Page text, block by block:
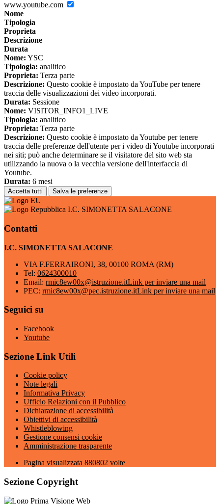
www.youtube.com
Nome
Tipologia
Proprieta
Descrizione
Durata
Nome: YSC
Tipologia: analitico
Proprieta: Terza parte
Descrizione: Questo cookie è impostato da YouTube per tenere
traccia delle visualizzazioni dei video incorporati.
Durata: Sessione
Nome: VISITOR_INFO1_LIVE
Tipologia: analitico
Proprieta: Terza parte
Descrizione: Questo cookie è impostato da Youtube per tenere
traccia delle preferenze dell'utente per i video di Youtube incorporati
nei siti; può anche determinare se il visitatore del sito web sta
utilizzando la nuova o la vecchia versione dell'interfaccia di
Youtube.
Durata: 6 mesi
Accetta tutti Salva le preferenze
I.C. SIMONETTA SALACONE
Contatti
I.C. SIMONETTA SALACONE
VIA F.FERRAIRONI, 38, 00100 ROMA (RM)
Tel: 0624300010
Email: rmic8ew00x@istruzione.itLink per inviare una mail
PEC: rmic8ew00x@pec.istruzione.itLink per inviare una mail
Seguici su
Facebook
Youtube
Sezione Link Utili
Cookie policy
Note legali
Informativa Privacy
Ufficio Relazioni con il Pubblico
Dichiarazione di accessibilità
Obiettivi di accessibilità
Whistleblowing
Gestione consensi cookie
Amministrazione trasparente
Pagina visualizzata 880802 volte
Sezione Copyright